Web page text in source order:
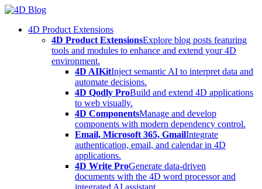
Skip
content4D Product Extensions
4D Product ExtensionsExplore blog posts featuring
tools and modules to enhance and extend your 4D
environment.
4D AIKitInject semantic AI to interpret data and
automate decisions.
4D Qodly ProBuild and extend 4D applications
to web visually.
4D ComponentsManage and develop
components with modern dependency control.
Email, Microsoft 365, GmailIntegrate
authentication, email, and calendar in 4D
applications.
4D Write ProGenerate data-driven
documents with the 4D word processor and
integrated AI assistant.